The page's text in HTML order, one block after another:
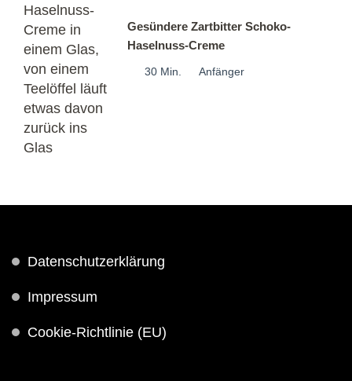
Gesündere Zartbitter Schoko-
Haselnuss-Creme
30 Min. Anfänger
Datenschutzerklärung
Impressum
Cookie-Richtlinie (EU)